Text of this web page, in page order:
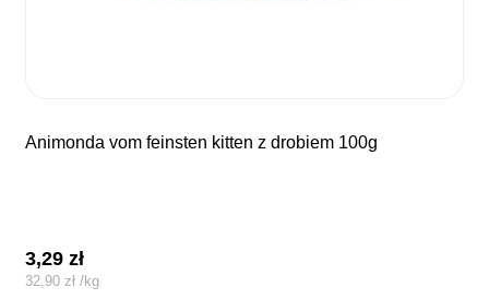
animonda vom feinsten kitten z drobiem 100g
3,29zł
32,90zł /kg